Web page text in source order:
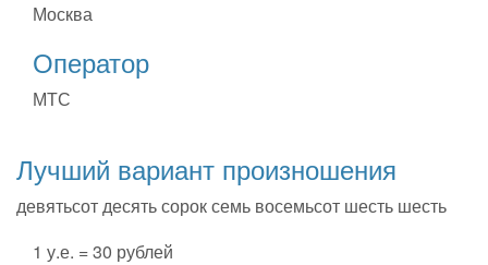
Москва
Оператор
МТС
Лучший вариант произношения
девятьсот десять сорок семь восемьсот шесть шесть
1 у.е. = 30 рублей